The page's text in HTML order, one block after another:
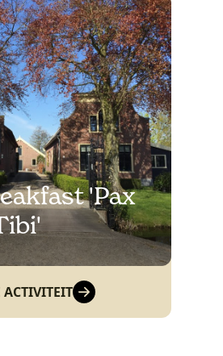
'Pax
ACTIVITEIT